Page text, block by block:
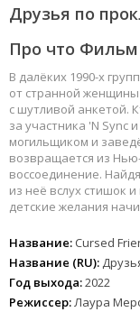
Друзья по
Про что
В далёких 1990-х
от странной
с шутливой анкетой.
за участника 'N Sync
могильщиком и
возвращается из
воссоединение.
из неё вслух стишок
детские желания
Название: Cursed
Название (RU):
Год выхода:2022
Режиссер:Лаура